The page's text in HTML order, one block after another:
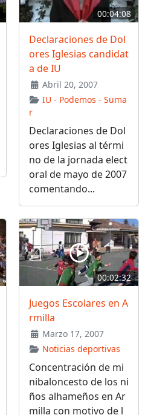
00:04:08
Declaraciones de Dol
ores Iglesias candidat
a de IU
Abril 20, 2007
IU - Podemos - Suma
r
Declaraciones de Dol
ores Iglesias al térmi
no de la jornada elect
oral de mayo de 2007
comentando...
00:02:32
Juegos Escolares en A
rmilla
Marzo 17, 2007
Noticias deportivas
Concentración de mi
nibaloncesto de los ni
ños alhameños en Ar
milla con motivo de l